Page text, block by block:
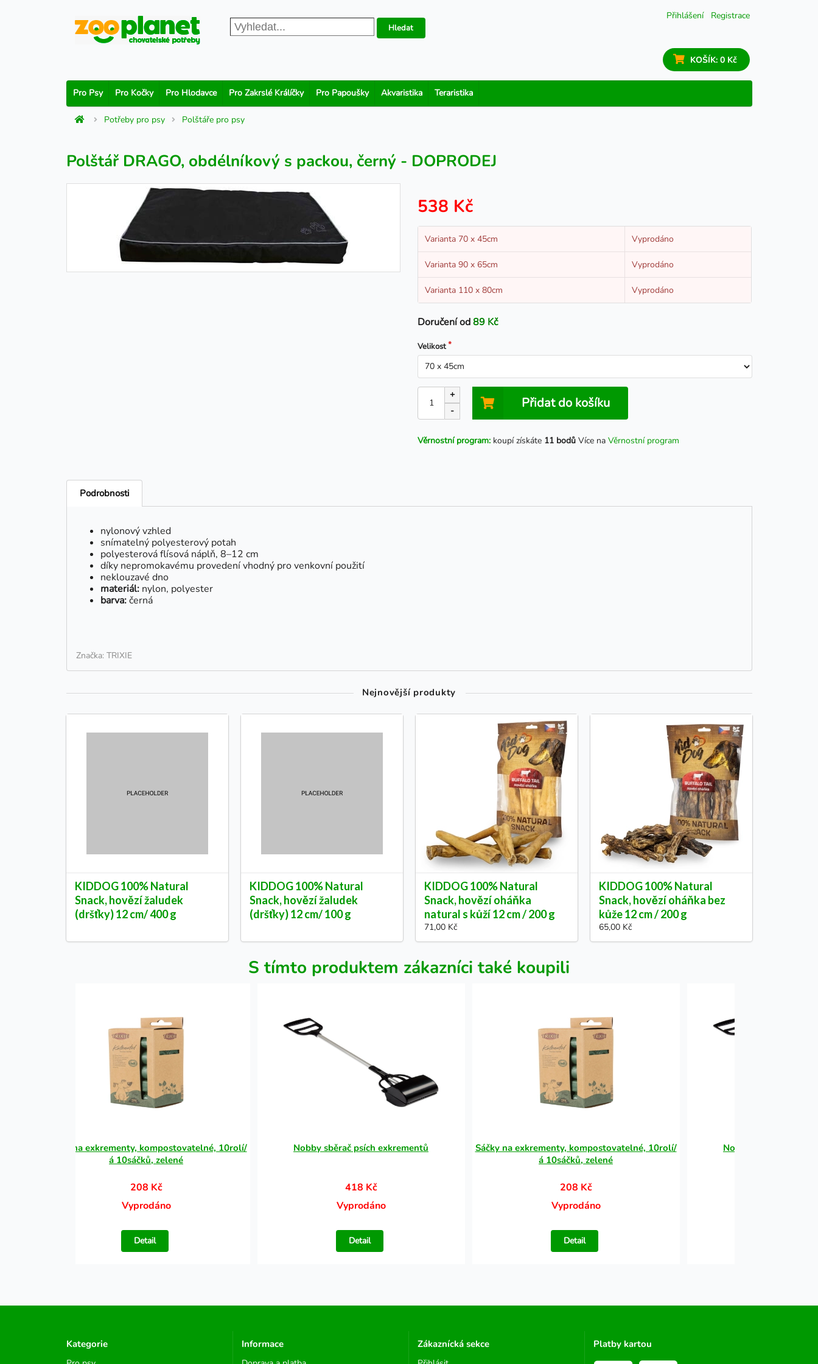
Přihlášení Registrace
Hledat
KOŠÍK: 0 Kč
Pro Psy Pro Kočky Pro Hlodavce Pro Zakrslé Králíčky Pro Papoušky Akvaristika Teraristika
Potřeby pro psy Polštáře pro psy
Polštář DRAGO, obdélníkový s packou, černý - DOPRODEJ
538 Kč
Varianta 70 x 45cm Vyprodáno
Varianta 90 x 65cm Vyprodáno
Varianta 110 x 80cm Vyprodáno
Doručení od89 Kč
Velikost
+
-
Přidat do košíku
Věrnostní program: koupí získáte 11 bodů Více na Věrnostní program
Podrobnosti
nylonový vzhled
snímatelný polyesterový potah
polyesterová flísová náplň, 8–12 cm
díky nepromokavému provedení vhodný pro venkovní použití
neklouzavé dno
materiál:nylon, polyester
barva:černá
Značka: TRIXIE
Nejnovější produkty
KIDDOG 100% Natural
Snack, hovězí žaludek
(dršťky) 12 cm/ 400 g
KIDDOG 100% Natural
Snack, hovězí žaludek
(dršťky) 12 cm/ 100 g
KIDDOG 100% Natural
Snack, hovězí oháňka
natural s kůží 12 cm / 200 g
71,00 Kč
KIDDOG 100% Natural
Snack, hovězí oháňka bez
kůže 12 cm / 200 g
65,00 Kč
S tímto produktem zákazníci také koupili
Sáčky na exkrementy, kompostovatelné, 10rolí/
á 10sáčků, zelené
208 Kč
Vyprodáno
Detail
Nobby sběrač psích exkrementů
418 Kč
Vyprodáno
Detail
Sáčky na exkrementy, kompostovatelné, 10rolí/
á 10sáčků, zelené
208 Kč
Vyprodáno
Detail
Nobby sběrač psích
Kategorie Informace Zákaznícká sekce Platby kartou